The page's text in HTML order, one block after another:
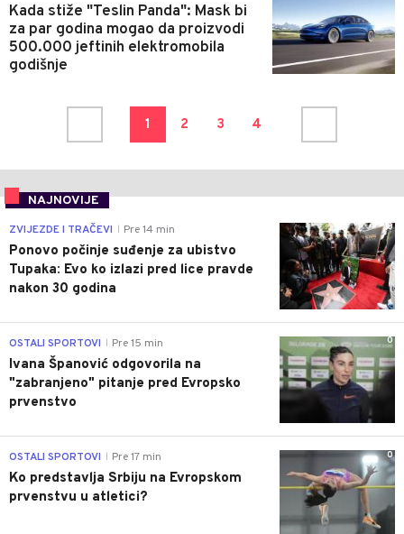
Kada stiže "Teslin Panda": Mask bi
za par godina mogao da proizvodi
500.000 jeftinih elektromobila
godišnje
1 2 3 4
NAJNOVIJE
0
ZVIJEZDE I TRAČEVI Pre 14 min
Ponovo počinje suđenje za ubistvo
Tupaka: Evo ko izlazi pred lice pravde
nakon 30 godina
0
OSTALI SPORTOVI Pre 15 min
Ivana Španović odgovorila na
"zabranjeno" pitanje pred Evropsko
prvenstvo
0
OSTALI SPORTOVI Pre 17 min
Ko predstavlja Srbiju na Evropskom
prvenstvu u atletici?